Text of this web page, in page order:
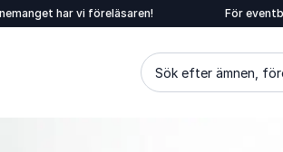
har vi föreläsaren! För
Sök efter ämnen,